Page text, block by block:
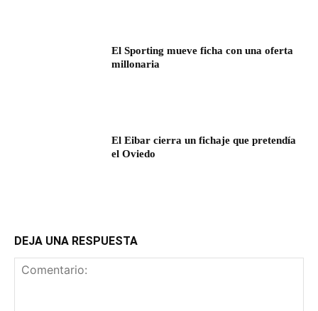
El Sporting mueve ficha con una oferta
millonaria
El Eibar cierra un fichaje que pretendía
el Oviedo
DEJA UNA RESPUESTA